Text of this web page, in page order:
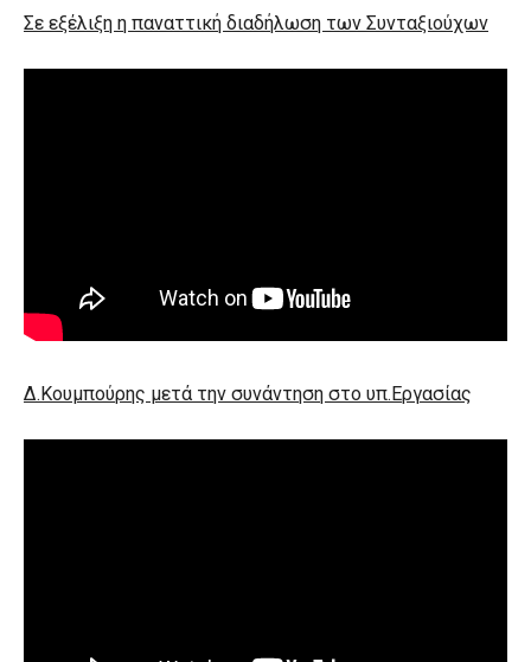
Σε εξέλιξη η παναττική διαδήλωση των Συνταξιούχων
Δ.Κουμπούρης μετά την συνάντηση στο υπ.Εργασίας